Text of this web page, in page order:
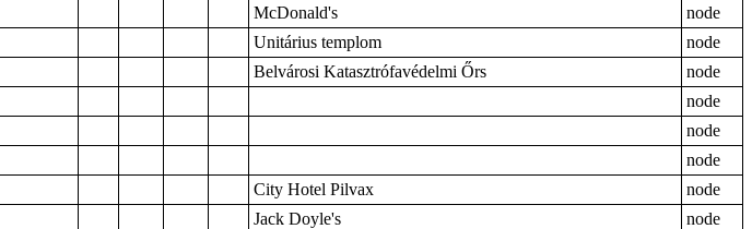
McDonald's
node
Unitárius templom
node
Belvárosi Katasztrófavédelmi Őrs
node
node
node
node
City Hotel Pilvax
node
Jack Doyle's
node